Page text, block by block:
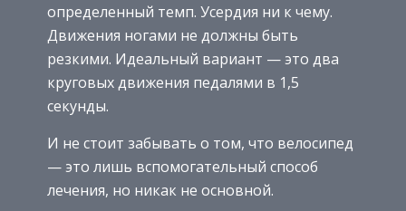
определенный темп. Усердия ни к чему.
Движения ногами не должны быть
резкими. Идеальный вариант — это два
круговых движения педалями в 1,5
секунды.
И не стоит забывать о том, что велосипед
— это лишь вспомогательный способ
лечения, но никак не основной.